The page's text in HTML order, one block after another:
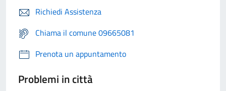
Richiedi Assistenza
Chiama il comune 09665081
Prenota un appuntamento
Problemi in città